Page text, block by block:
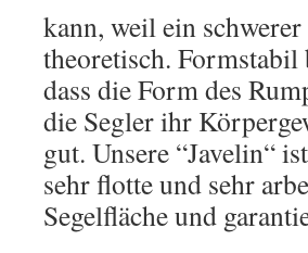
kann, weil ein
theoretisch. Formstabil
dass die Form des
die Segler ihr
gut. Unsere “Javelin“
sehr flotte und sehr
Segelfläche und